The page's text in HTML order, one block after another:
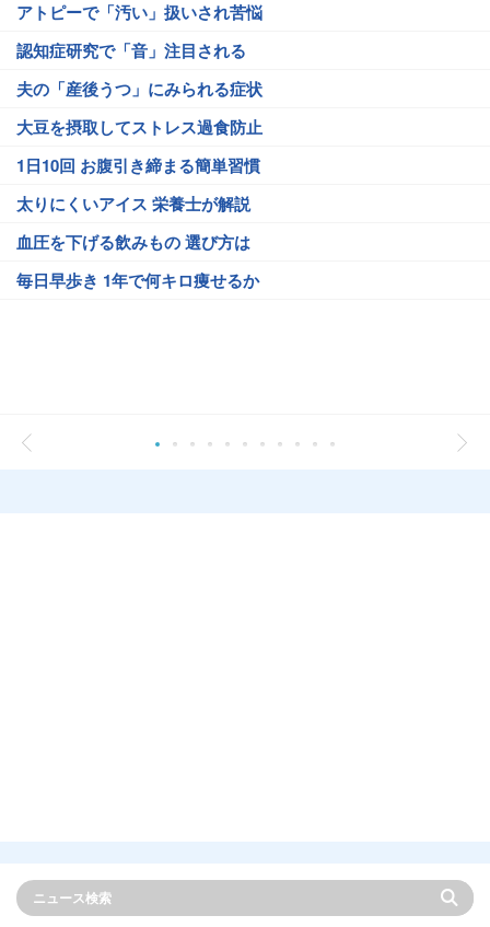
アトピーで「汚い」扱いされ苦悩
認知症研究で「音」注目される
夫の「産後うつ」にみられる症状
大豆を摂取してストレス過食防止
1日10回 お腹引き締まる簡単習慣
太りにくいアイス 栄養士が解説
血圧を下げる飲みもの 選び方は
毎日早歩き 1年で何キロ痩せるか